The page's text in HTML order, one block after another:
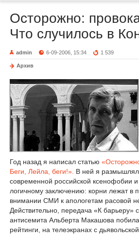
Осторожно:
Что случилось в
admin 6-09-2006, 15:34 1 539
Архив
Год назад я написал статью
Беги, Лейла, беги!». В ней я
современной российской ксенофобии
логичному заключению: корни лежат в
внимании СМИ к апологетам расовой
Действительно, передача «К барьеру»
антисемита Альберта Макашова побила
рейтинги, на телеэкранах с